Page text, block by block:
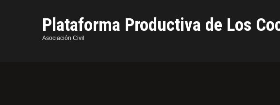
Plataforma Productiva de Los
Asociación Civil